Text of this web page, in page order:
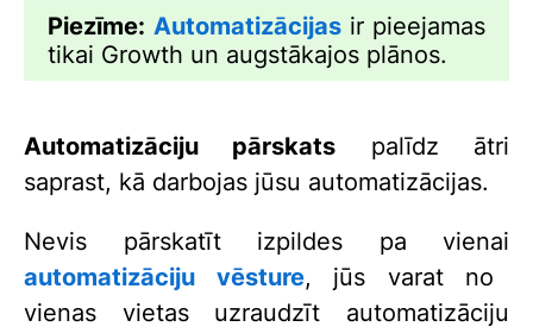
Piezīme: Automatizācijas ir pieejamas
tikai Growth un augstākajos plānos.
Automatizāciju pārskats palīdz ātri
saprast, kā darbojas jūsu automatizācijas.
Nevis pārskatīt izpildes pa vienai
automatizāciju vēsture, jūs varat no
vienas vietas uzraudzīt automatizāciju